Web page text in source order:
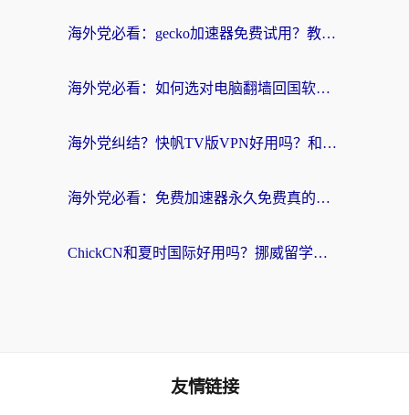
海外党必看：gecko加速器免费试用？教你选对回国加速器，无缝刷国内剧玩游戏
海外党必看：如何选对电脑翻墙回国软件，轻松解锁国内资源？
海外党纠结？快帆TV版VPN好用吗？和扇贝手游VPN对比哪个回国效果更好？
海外党必看：免费加速器永久免费真的存在吗？教你选对回国加速器无缝刷国内资源
ChickCN和夏时国际好用吗？挪威留学生亲测3款回国加速器，附穿梭和加速喵对比指南
友情链接